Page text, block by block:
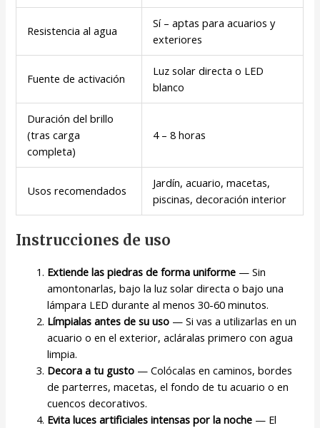
Resistencia al agua
Sí – aptas para acuarios y
exteriores
Fuente de activación
Luz solar directa o LED
blanco
Duración del brillo
(tras carga
completa)
4 – 8 horas
Usos recomendados
Jardín, acuario, macetas,
piscinas, decoración interior
Instrucciones de uso
Extiende las piedras de forma uniforme — Sin
amontonarlas, bajo la luz solar directa o bajo una
lámpara LED durante al menos 30-60 minutos.
Límpialas antes de su uso — Si vas a utilizarlas en un
acuario o en el exterior, acláralas primero con agua
limpia.
Decora a tu gusto — Colócalas en caminos, bordes
de parterres, macetas, el fondo de tu acuario o en
cuencos decorativos.
Evita luces artificiales intensas por la noche — El